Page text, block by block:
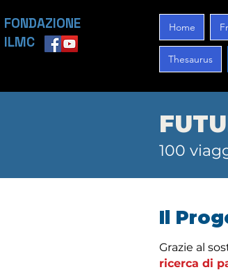
FONDAZIONE
ILMC
Home
Thesaurus
100
Il
Grazie al
ricerca di